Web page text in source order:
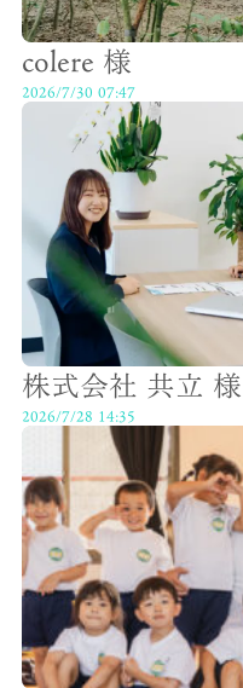
colere 様
2026/7/30 07:47
株式会社 共立 様
2026/7/28 14:35